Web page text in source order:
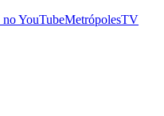
noYouTubeMetrópolesTV